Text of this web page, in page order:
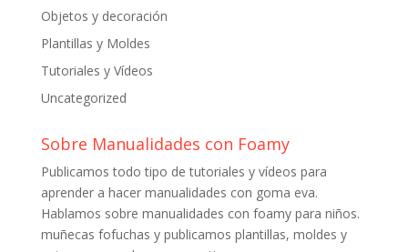
Objetos y decoración
Plantillas y Moldes
Tutoriales y Vídeos
Uncategorized
Sobre Manualidades con Foamy
Publicamos todo tipo de tutoriales y vídeos para
aprender a hacer manualidades con goma eva.
Hablamos sobre manualidades con foamy para niños.
muñecas fofuchas y publicamos plantillas, moldes y